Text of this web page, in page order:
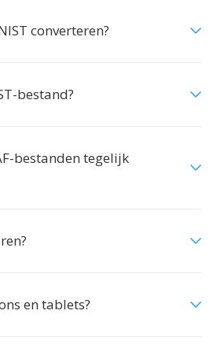
converteren?
bestand?
bestanden tegelijk
en tablets?